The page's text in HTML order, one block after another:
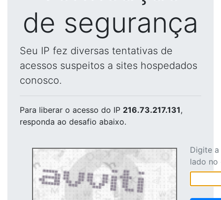
de segurança
Seu IP fez diversas tentativas de
acessos suspeitos a sites hospedados
conosco.
Para liberar o acesso do IP 216.73.217.131,
responda ao desafio abaixo.
Digite
lado no